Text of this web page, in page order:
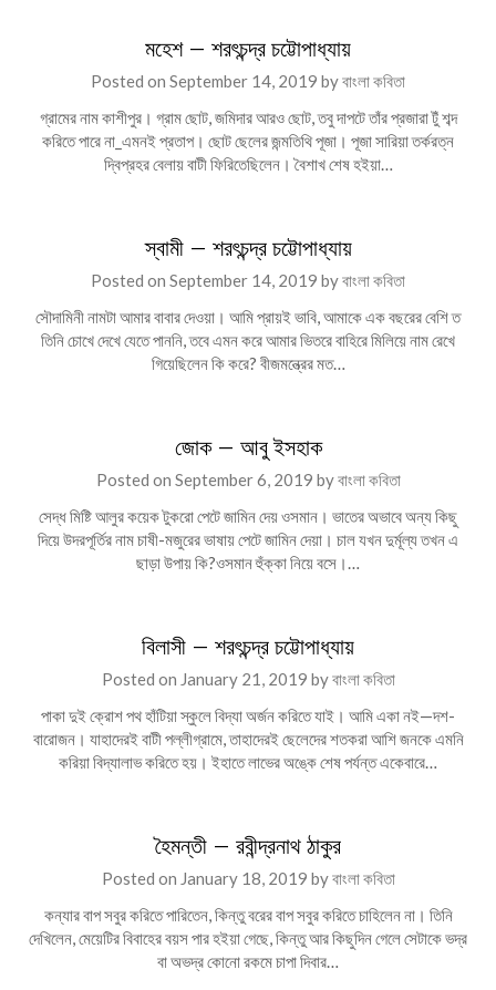
মহেশ – শরৎচন্দ্র চট্টোপাধ্যায়
Posted on September 14, 2019 byবাংলা কবিতা
গ্রামের নাম কাশীপুর। গ্রাম ছোট, জমিদার আরও ছোট, তবু দাপটে তাঁর প্রজারা টুঁ শব্দ
করিতে পারে না_এমনই প্রতাপ। ছোট ছেলের জন্মতিথি পূজা। পূজা সারিয়া তর্করত্ন
দ্বিপ্রহর বেলায় বাটী ফিরিতেছিলেন। বৈশাখ শেষ হইয়া…
স্বামী – শরৎচন্দ্র চট্টোপাধ্যায়
Posted on September 14, 2019 byবাংলা কবিতা
সৌদামিনী নামটা আমার বাবার দেওয়া। আমি প্রায়ই ভাবি, আমাকে এক বছরের বেশি ত
তিনি চোখে দেখে যেতে পাননি, তবে এমন করে আমার ভিতরে বাহিরে মিলিয়ে নাম রেখে
গিয়েছিলেন কি করে? বীজমন্ত্রের মত…
জোক – আবু ইসহাক
Posted on September 6, 2019 byবাংলা কবিতা
সেদ্ধ মিষ্টি আলুর কয়েক টুকরো পেটে জামিন দেয় ওসমান। ভাতের অভাবে অন্য কিছু
দিয়ে উদরপূর্তির নাম চাষী-মজুরের ভাষায় পেটে জামিন দেয়া। চাল যখন দুর্মূল্য তখন এ
ছাড়া উপায় কি?ওসমান হুঁক্কা নিয়ে বসে।…
বিলাসী – শরৎচন্দ্র চট্টোপাধ্যায়
Posted on January 21, 2019 byবাংলা কবিতা
পাকা দুই ক্রোশ পথ হাঁটিয়া স্কুলে বিদ্যা অর্জন করিতে যাই। আমি একা নই—দশ-
বারোজন। যাহাদেরই বাটী পল্লীগ্রামে, তাহাদেরই ছেলেদের শতকরা আশি জনকে এমনি
করিয়া বিদ্যালাভ করিতে হয়। ইহাতে লাভের অঙ্কে শেষ পর্যন্ত একেবারে…
হৈমন্তী – রবীন্দ্রনাথ ঠাকুর
Posted on January 18, 2019 byবাংলা কবিতা
কন্যার বাপ সবুর করিতে পারিতেন, কিন্তু বরের বাপ সবুর করিতে চাহিলেন না। তিনি
দেখিলেন, মেয়েটির বিবাহের বয়স পার হইয়া গেছে, কিন্তু আর কিছুদিন গেলে সেটাকে ভদ্র
বা অভদ্র কোনো রকমে চাপা দিবার…